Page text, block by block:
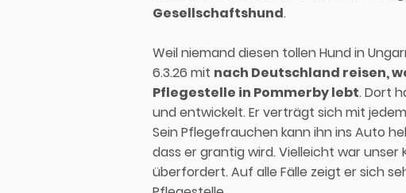
Gesellschaftshund.
Weil niemand diesen tollen Hund in
6.3.26 mit nach Deutschland reisen,
Pflegestelle in Pommerby lebt. Dort
und entwickelt. Er verträgt sich mit
Sein Pflegefrauchen kann ihn ins Auto
dass er grantig wird. Vielleicht war unser
überfordert. Auf alle Fälle zeigt er sich